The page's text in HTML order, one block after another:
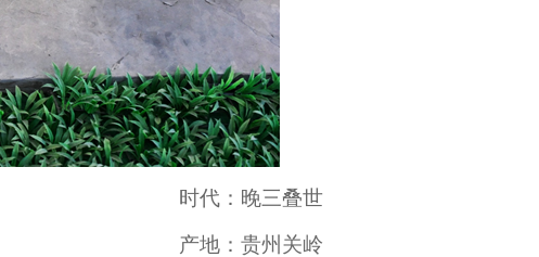
时代：晚三叠世
产地：贵州关岭